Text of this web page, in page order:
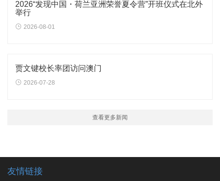
2026“发现中国・荷兰亚洲荣誉夏令营”开班仪式在北外
举行
2026-08-01
贾文键校长率团访问澳门
2026-07-28
查看更多新闻
友情链接